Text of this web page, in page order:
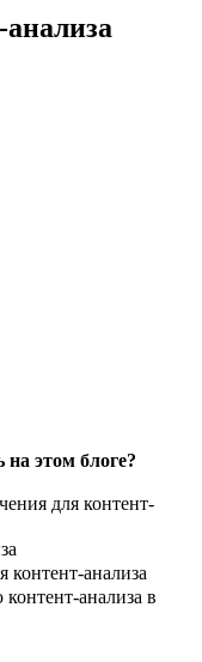
этом блоге?
для контент-
анализа
анализа в